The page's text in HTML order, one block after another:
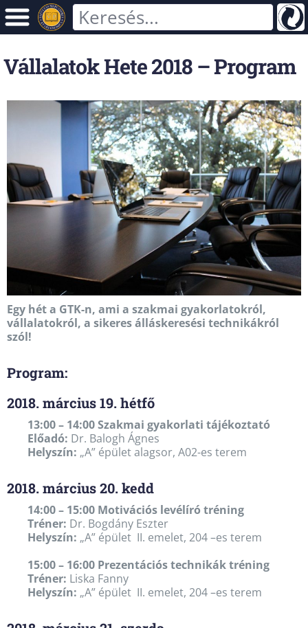
Vállalatok Hete 2018 – Program
Egy hét a GTK-n, ami a szakmai gyakorlatokról,
vállalatokról, a sikeres álláskeresési technikákról
szól!
Program:
2018. március 19. hétfő
13:00 – 14:00 Szakmai gyakorlati tájékoztató
Előadó: Dr. Balogh Ágnes
Helyszín: „A” épület alagsor, A02-es terem
2018. március 20. kedd
14:00 – 15:00 Motivációs levélíró tréning
Tréner: Dr. Bogdány Eszter
Helyszín: „A” épület II. emelet, 204 –es terem
15:00 – 16:00 Prezentációs technikák tréning
Tréner: Liska Fanny
Helyszín: „A” épület II. emelet, 204 –es terem